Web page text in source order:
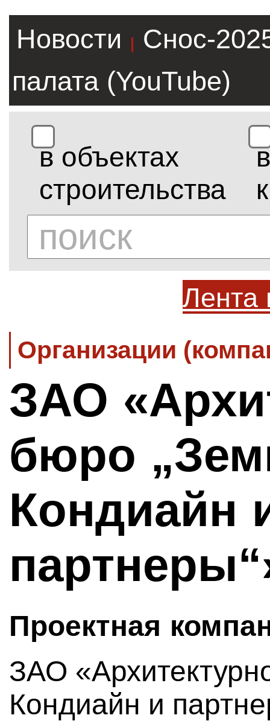
Новости |
Снос-
палата (YouTube)
в объектах
строительства
в
Лента
Организации
ЗАО
бюро
Кондиайн
Проектная
ЗАО
Кондиайн и